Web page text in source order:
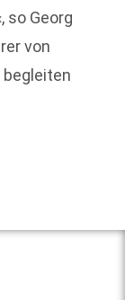
so Georg
von